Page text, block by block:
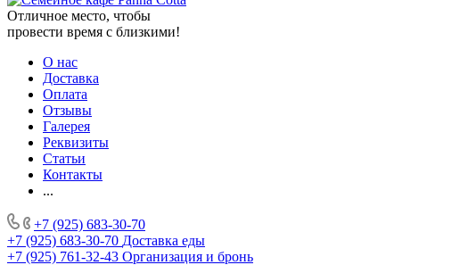
Отличное место, чтобы
провести время с близкими!
О нас
Доставка
Оплата
Отзывы
Галерея
Реквизиты
Статьи
Контакты
...
+7 (925) 683-30-70
+7 (925) 683-30-70 Доставка еды
+7 (925) 761-32-43 Организация и бронь